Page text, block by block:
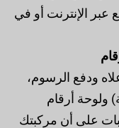
الإنترنت أو في
ودفع الرسوم،
ولوحة أرقام
على أن مركبتك